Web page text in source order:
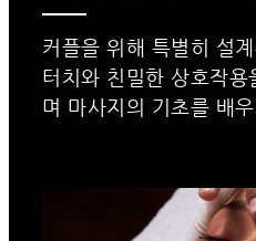
커플을 위해 특별히 설
터치와 친밀한 상호작
며 마사지의 기초를 배